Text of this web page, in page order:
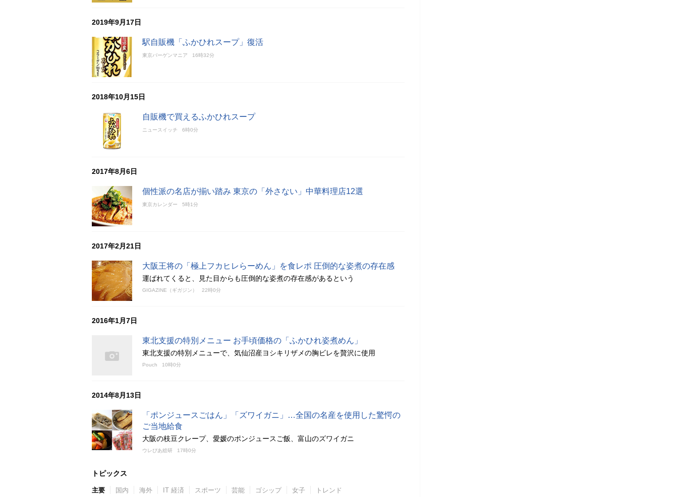
2019年9月17日
駅自販機「ふかひれスープ」復活
東京バーゲンマニア 16時32分
2018年10月15日
自販機で買えるふかひれスープ
ニュースイッチ 6時0分
2017年8月6日
個性派の名店が揃い踏み 東京の「外さない」中華料理店12選
東京カレンダー 5時1分
2017年2月21日
大阪王将の「極上フカヒレらーめん」を食レポ 圧倒的な姿煮の存在感
運ばれてくると、見た目からも圧倒的な姿煮の存在感があるという
GIGAZINE（ギガジン） 22時0分
2016年1月7日
東北支援の特別メニュー お手頃価格の「ふかひれ姿煮めん」
東北支援の特別メニューで、気仙沼産ヨシキリザメの胸ビレを贅沢に使用
Pouch 10時0分
2014年8月13日
「ポンジュースごはん」「ズワイガニ」…全国の名産を使用した驚愕の
ご当地給食
大阪の枝豆クレープ、愛媛のポンジュースご飯、富山のズワイガニ
ウレぴあ総研 17時0分
トピックス
主要 国内 海外 IT 経済 スポーツ 芸能 ゴシップ 女子 トレンド